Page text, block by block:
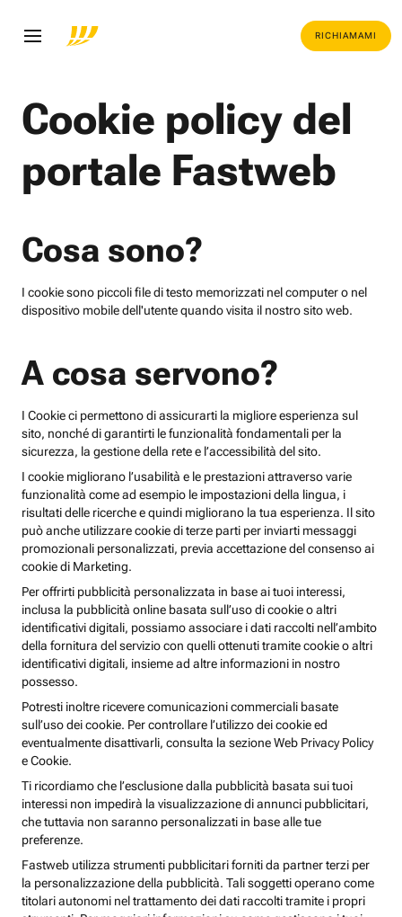
RICHIAMAMI
Cookie policy del
portale Fastweb
Cosa sono?
I cookie sono piccoli file di testo memorizzati nel computer o nel
dispositivo mobile dell'utente quando visita il nostro sito web.
A cosa servono?
I Cookie ci permettono di assicurarti la migliore esperienza sul
sito, nonché di garantirti le funzionalità fondamentali per la
sicurezza, la gestione della rete e l’accessibilità del sito.
I cookie migliorano l’usabilità e le prestazioni attraverso varie
funzionalità come ad esempio le impostazioni della lingua, i
risultati delle ricerche e quindi migliorano la tua esperienza. Il sito
può anche utilizzare cookie di terze parti per inviarti messaggi
promozionali personalizzati, previa accettazione del consenso ai
cookie di Marketing.
Per offrirti pubblicità personalizzata in base ai tuoi interessi,
inclusa la pubblicità online basata sull’uso di cookie o altri
identificativi digitali, possiamo associare i dati raccolti nell’ambito
della fornitura del servizio con quelli ottenuti tramite cookie o altri
identificativi digitali, insieme ad altre informazioni in nostro
possesso.
Potresti inoltre ricevere comunicazioni commerciali basate
sull’uso dei cookie. Per controllare l’utilizzo dei cookie ed
eventualmente disattivarli, consulta la sezione Web Privacy Policy
e Cookie.
Ti ricordiamo che l’esclusione dalla pubblicità basata sui tuoi
interessi non impedirà la visualizzazione di annunci pubblicitari,
che tuttavia non saranno personalizzati in base alle tue
preferenze.
Fastweb utilizza strumenti pubblicitari forniti da partner terzi per
la personalizzazione della pubblicità. Tali soggetti operano come
titolari autonomi nel trattamento dei dati raccolti tramite i propri